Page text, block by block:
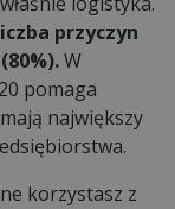
przyczyn
W
pomaga
największy
korzystasz z